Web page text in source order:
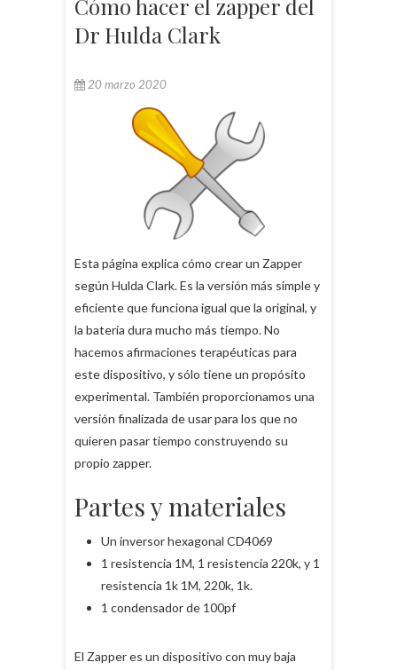
Cómo hacer el zapper del
Dr Hulda Clark
20 marzo 2020
Esta página explica cómo crear un Zapper
según Hulda Clark. Es la versión más simple y
eficiente que funciona igual que la original, y
la batería dura mucho más tiempo. No
hacemos afirmaciones terapéuticas para
este dispositivo, y sólo tiene un propósito
experimental. También proporcionamos una
versión finalizada de usar para los que no
quieren pasar tiempo construyendo su
propio zapper.
Partes y materiales
Un inversor hexagonal CD4069
1 resistencia 1M, 1 resistencia 220k, y 1
resistencia 1k 1M, 220k, 1k.
1 condensador de 100pf
El Zapper es un dispositivo con muy baja